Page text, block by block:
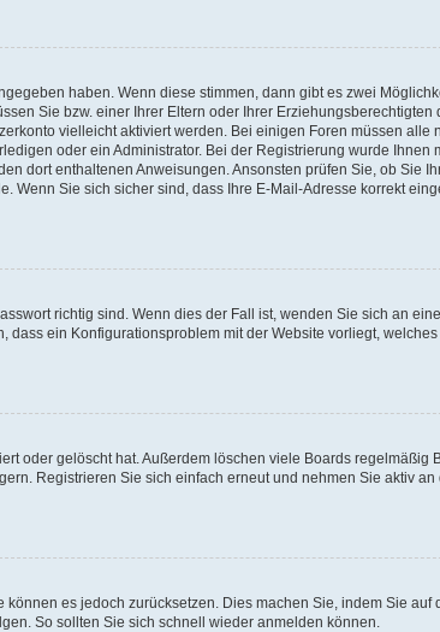
haben. Wenn diese stimmen, dann gibt es zwei
Sie bzw. einer Ihrer Eltern oder Ihrer Erziehungsberechtigten
vielleicht aktiviert werden. Bei einigen Foren müssen alle
oder ein Administrator. Bei der Registrierung wurde Ihnen
dort enthaltenen Anweisungen. Ansonsten prüfen Sie, ob Sie
Wenn Sie sich sicher sind, dass Ihre E-Mail-Adresse korrekt
richtig sind. Wenn dies der Fall ist, wenden Sie sich an
dass ein Konfigurationsproblem mit der Website vorliegt, welches
oder gelöscht hat. Außerdem löschen viele Boards regelmäßig
Registrieren Sie sich einfach erneut und nehmen Sie aktiv an
es jedoch zurücksetzen. Dies machen Sie, indem Sie auf
So sollten Sie sich schnell wieder anmelden können.